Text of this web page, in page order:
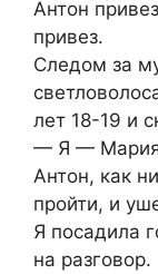
Антон
привез.
Следом за
лет 18-19 и
— Я —
Антон, как
пройти, и
Я посадила
на разговор.